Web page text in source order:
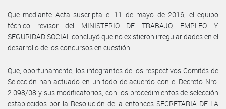
Que mediante Acta suscripta el 11 de mayo de 2016, el equipo
técnico revisor del MINISTERIO DE TRABAJO, EMPLEO Y
SEGURIDAD SOCIAL concluyó que no existieron irregularidades en el
desarrollo de los concursos en cuestión.
Que, oportunamente, los integrantes de los respectivos Comités de
Selección han actuado en un todo de acuerdo con el Decreto Nro.
2.098/08 y sus modificatorios, con los procedimientos de selección
establecidos por la Resolución de la entonces SECRETARIA DE LA